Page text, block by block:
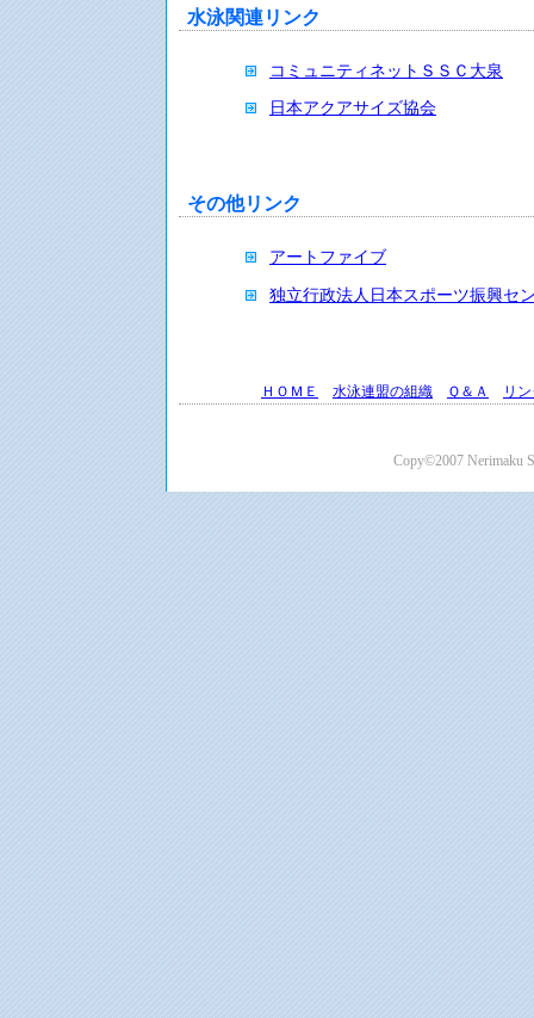
水泳関連リンク
コミュニティネットＳＳＣ大泉
日本アクアサイズ協会
その他リンク
アートファイブ
独立行政法人日本スポーツ振興セ
ＨＯＭＥ 水泳連盟の組織 Ｑ＆Ａ リ
Copy©2007 Nerimaku